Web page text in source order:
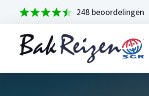
248 beoordelingen